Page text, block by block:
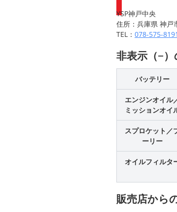
YSP神戸中央
住所：兵庫県 神戸
TEL： 078-575-8191
非表示（−
バッテリー
エンジンオイル
ミッションオイ
スプロケット／
ーリー
オイルフィルタ
販売店から